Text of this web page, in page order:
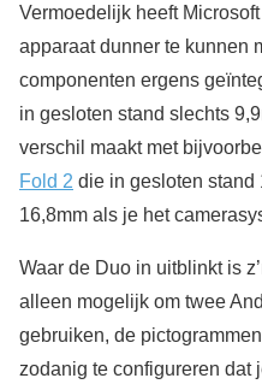
Vermoedelijk heeft
apparaat dunner te kunnen
componenten ergens
in gesloten stand slechts
verschil maakt met
Fold 2 die in gesloten stand
16,8mm als je het
Waar de Duo in uitblinkt is
alleen mogelijk om twee
gebruiken, de
zodanig te configureren dat